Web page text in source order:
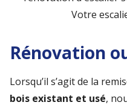
Votre
Rénovation
Lorsqu’il s’agit de la
bois existant et usé,